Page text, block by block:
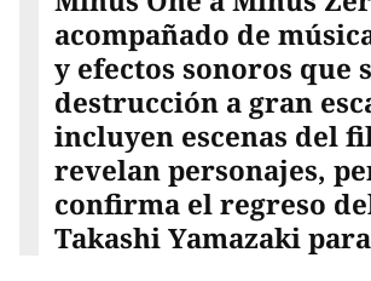
acompañado de
y efectos sonoros que
destrucción a gran
incluyen escenas del
revelan personajes,
confirma el regreso
Takashi Yamazaki